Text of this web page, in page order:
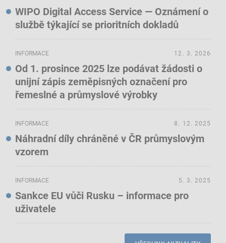
WIPO Digital Access Service — Oznámení o
službě týkající se prioritních dokladů
INFORMACE
Od 1. prosince 2025 lze podávat žádosti o
unijní zápis zeměpisných označení pro
řemeslné a průmyslové výrobky
12. 3. 2026
INFORMACE
Náhradní díly chráněné v ČR průmyslovým
vzorem
8. 12. 2025
INFORMACE
Sankce EU vůči Rusku – informace pro
uživatele
5. 3. 2025